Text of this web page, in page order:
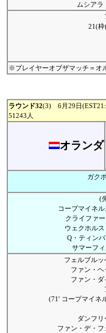
ムシアラ
21(
※プレイヤーオブザマッチ＝オ
ラウンド32(3) 6月29日
51243人
オランダ
ガク
(
コープマイネ
クライファ
ウェクホルス
Q・ティン
サマーフ
フェルブルッ
ファン・ヘ
ファン・ダ
(71' コープマイネ
ダンフリ
ファン・デ・フ